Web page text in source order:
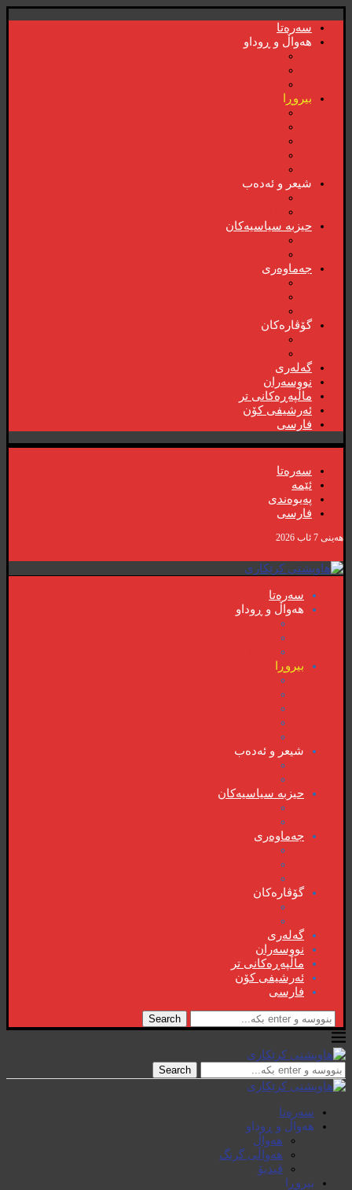
سەرەتا
هەواڵ و ڕوداو
بیروڕا
شیعر و ئەدەب
حیزبە سیاسیەکان
جەماوەری
گۆڤارەکان
گەلەری
نووسەران
ماڵپەڕەکانی تر
ئەرشیفی کۆن
فارسی
سەرەتا
ئێمە
پەیوەندی
فارسی
هەینی 7 ئاب 2026
سەرەتا
هەواڵ و ڕوداو
بیروڕا
شیعر و ئەدەب
حیزبە سیاسیەکان
جەماوەری
گۆڤارەکان
گەلەری
نووسەران
ماڵپەڕەکانی تر
ئەرشیفی کۆن
فارسی
Search
Search
سەرەتا
هەواڵ و ڕوداو
هەواڵ
هەواڵی گرنگ
ڤیدیۆ
بیروڕا